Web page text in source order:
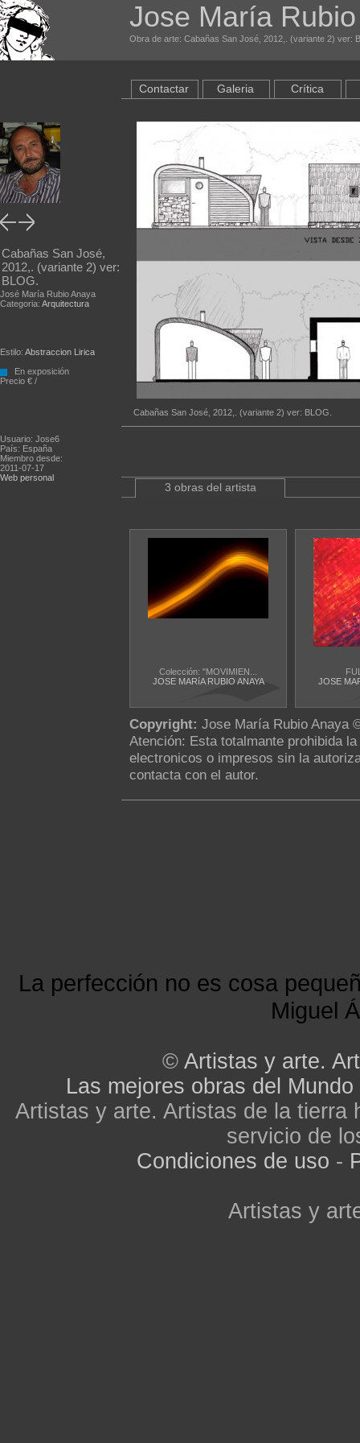
Jose María
Obra de arte: Cabañas San José, 2012,. (variante 2) ver:
Cabañas San José,
2012,. (variante 2) ver:
BLOG.
José María Rubio Anaya
Categoria: Arquitectura
Estilo: Abstraccion Lirica
En exposición
Precio € /
Usuario: Jose6
País: España
Miembro desde:
2011-07-17
Web personal
Contactar Galeria Crítica
Cabañas San José, 2012,. (variante 2) ver: BLOG.
3 obras del artista
Colección: "MOVIMIEN...
JOSE MARíA RUBIO ANAYA
JOSE
Copyright: Jose María Rubio Anaya
Atención: Esta totalmante prohibida
electronicos o impresos sin la
contacta con el autor.
La perfección no es cosa
Miguel
© Artistas y arte.
Las mejores obras del Mundo
Artistas y arte. Artistas de la tierra
servicio de
Condiciones de uso -
Artistas y